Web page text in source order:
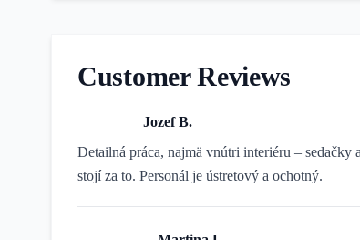
Customer Reviews
Jozef B.
Detailná práca, najmä vnútri interiéru –
stojí za to. Personál je ústretový a ochotný.